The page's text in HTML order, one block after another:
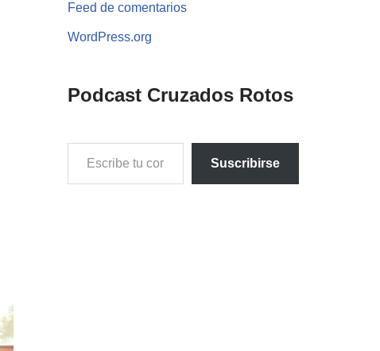
Feed de comentarios
WordPress.org
Podcast Cruzados Rotos
Suscribirse